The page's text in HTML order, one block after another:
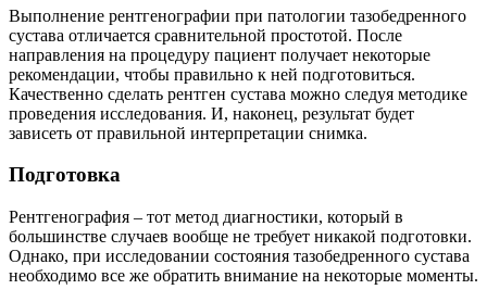
Выполнение рентгенографии при патологии тазобедренного
сустава отличается сравнительной простотой. После
направления на процедуру пациент получает некоторые
рекомендации, чтобы правильно к ней подготовиться.
Качественно сделать рентген сустава можно следуя методике
проведения исследования. И, наконец, результат будет
зависеть от правильной интерпретации снимка.
Подготовка
Рентгенография – тот метод диагностики, который в
большинстве случаев вообще не требует никакой подготовки.
Однако, при исследовании состояния тазобедренного сустава
необходимо все же обратить внимание на некоторые моменты.